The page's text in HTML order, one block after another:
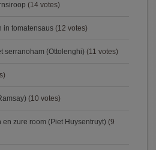
(14 votes)
in tomatensaus (12 votes)
serranoham (Ottolenghi) (11 votes)
(10 votes)
zure room (Piet Huysentruyt) (9